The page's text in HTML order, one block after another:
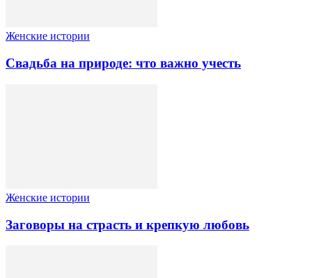
Женские истории
Свадьба на природе: что важно учесть
Женские истории
Заговоры на страсть и крепкую любовь